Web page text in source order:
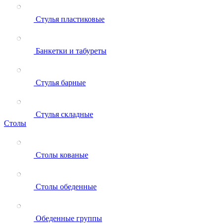
Стулья пластиковые
Банкетки и табуреты
Стулья барные
Стулья складные
Столы
Столы кованые
Столы обеденные
Обеденные группы